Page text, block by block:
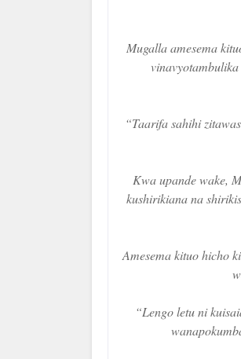
Mugalla amesema
“Taarifa sahihi
Kwa upande wake,
kushirikiana na
Amesema kituo hicho
“Lengo letu ni